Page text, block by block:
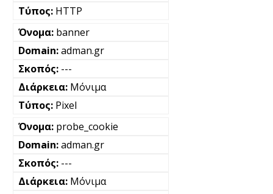
HTTP
banner
adman.gr
---
Μόνιμα
Pixel
probe_cookie
adman.gr
---
Μόνιμα